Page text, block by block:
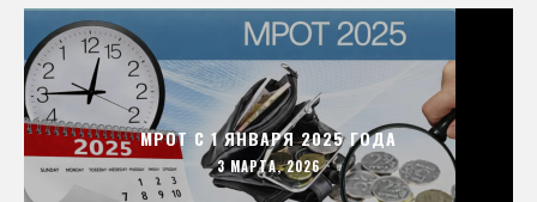
МРОТ С 1 ЯНВАРЯ 2025 ГОДА
3 МАРТА, 2026